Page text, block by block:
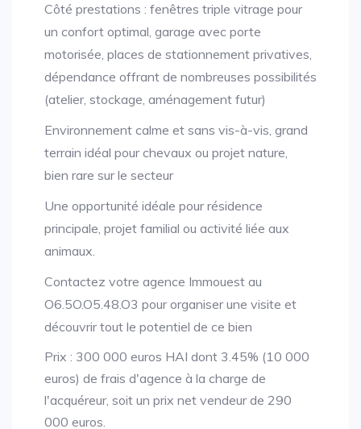
Côté prestations : fenêtres triple vitrage pour
un confort optimal, garage avec porte
motorisée, places de stationnement privatives,
dépendance offrant de nombreuses possibilités
(atelier, stockage, aménagement futur)
Environnement calme et sans vis-à-vis, grand
terrain idéal pour chevaux ou projet nature,
bien rare sur le secteur
Une opportunité idéale pour résidence
principale, projet familial ou activité liée aux
animaux.
Contactez votre agence Immouest au
O6.5O.O5.48.O3 pour organiser une visite et
découvrir tout le potentiel de ce bien
Prix : 300 000 euros HAI dont 3.45% (10 000
euros) de frais d'agence à la charge de
l'acquéreur, soit un prix net vendeur de 290
000 euros.